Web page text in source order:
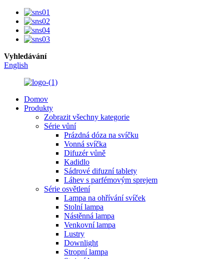
Vyhledávání
English
Domov
Produkty
Zobrazit všechny kategorie
Série vůní
Prázdná dóza na svíčku
Vonná svíčka
Difuzér vůně
Kadidlo
Sádrové difuzní tablety
Láhev s parfémovým sprejem
Série osvětlení
Lampa na ohřívání svíček
Stolní lampa
Nástěnná lampa
Venkovní lampa
Lustry
Downlight
Stropní lampa